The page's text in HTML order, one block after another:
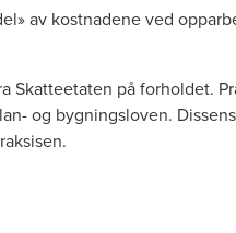
av kostnadene ved
Skatteetaten på forholdet.
og bygningsloven.